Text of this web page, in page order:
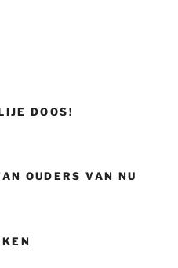
DOOS!
OUDERS VAN NU